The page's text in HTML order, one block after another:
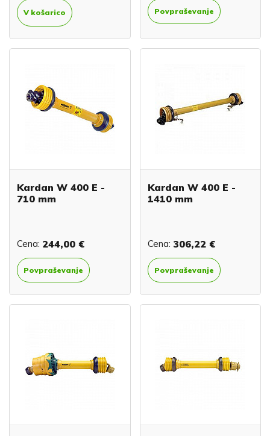
V košarico Povpraševanje
Kardan W 400 E -
710 mm
Cena: 244,00 €
Povpraševanje
Kardan W 400 E -
1410 mm
Cena: 306,22 €
Povpraševanje